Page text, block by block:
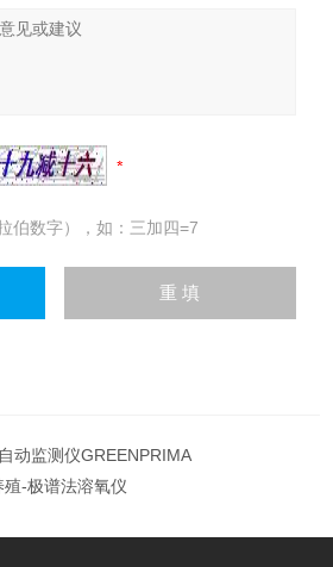
伯数字），如：三加四=7
动监测仪GREENPRIMA
-极谱法溶氧仪